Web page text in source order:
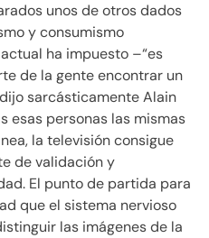
unos de otros dados
y consumismo
ha impuesto –“es
de la gente encontrar un
sarcásticamente Alain
esas personas las mismas
la televisión consigue
de validación y
El punto de partida para
que el sistema nervioso
las imágenes de la